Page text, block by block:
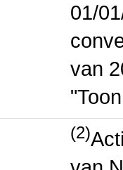
01/
van
(2)